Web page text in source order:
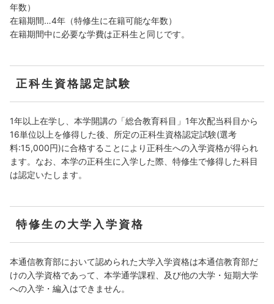
年数）
在籍期間…4年（特修⽣に在籍可能な年数）
在籍期間中に必要な学費は正科⽣と同じです。
正科生資格認定試験
1年以上在学し、本学開講の「総合教育科目」1年次配当科目から
16単位以上を修得した後、所定の正科生資格認定試験(選考
料:15,000円)に合格することにより正科生への入学資格が得られ
ます。なお、本学の正科生に入学した際、特修生で修得した科目
は認定いたします。
特修生の大学入学資格
本通信教育部において認められた大学入学資格は本通信教育部だ
けの入学資格であって、本学通学課程、及び他の大学・短期大学
への入学・編入はできません。